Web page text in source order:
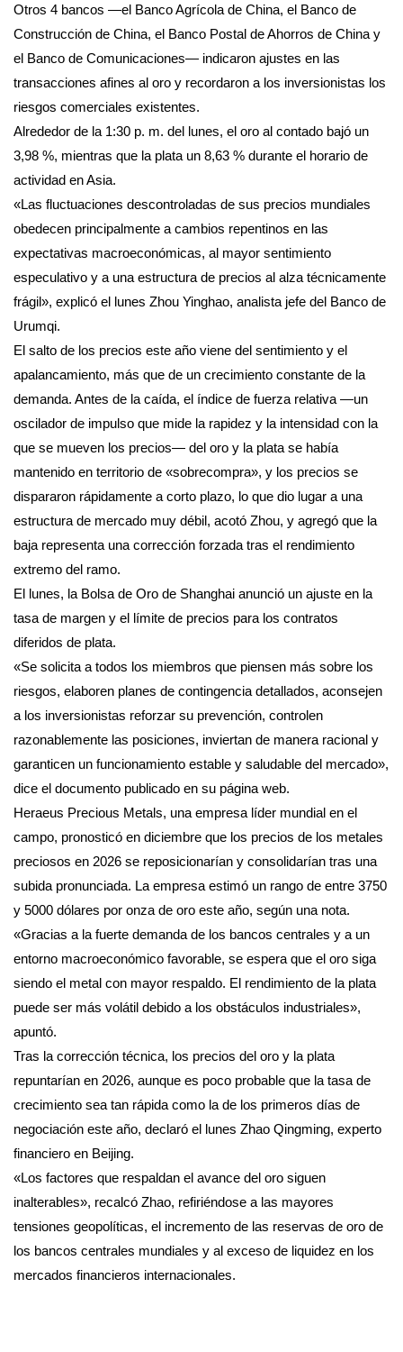
Otros 4 bancos —el Banco Agrícola de China, el Banco de
Construcción de China, el Banco Postal de Ahorros de China y
el Banco de Comunicaciones— indicaron ajustes en las
transacciones afines al oro y recordaron a los inversionistas los
riesgos comerciales existentes.
Alrededor de la 1:30 p. m. del lunes, el oro al contado bajó un
3,98 %, mientras que la plata un 8,63 % durante el horario de
actividad en Asia.
«Las fluctuaciones descontroladas de sus precios mundiales
obedecen principalmente a cambios repentinos en las
expectativas macroeconómicas, al mayor sentimiento
especulativo y a una estructura de precios al alza técnicamente
frágil», explicó el lunes Zhou Yinghao, analista jefe del Banco de
Urumqi.
El salto de los precios este año viene del sentimiento y el
apalancamiento, más que de un crecimiento constante de la
demanda. Antes de la caída, el índice de fuerza relativa —un
oscilador de impulso que mide la rapidez y la intensidad con la
que se mueven los precios— del oro y la plata se había
mantenido en territorio de «sobrecompra», y los precios se
dispararon rápidamente a corto plazo, lo que dio lugar a una
estructura de mercado muy débil, acotó Zhou, y agregó que la
baja representa una corrección forzada tras el rendimiento
extremo del ramo.
El lunes, la Bolsa de Oro de Shanghai anunció un ajuste en la
tasa de margen y el límite de precios para los contratos
diferidos de plata.
«Se solicita a todos los miembros que piensen más sobre los
riesgos, elaboren planes de contingencia detallados, aconsejen
a los inversionistas reforzar su prevención, controlen
razonablemente las posiciones, inviertan de manera racional y
garanticen un funcionamiento estable y saludable del mercado»,
dice el documento publicado en su página web.
Heraeus Precious Metals, una empresa líder mundial en el
campo, pronosticó en diciembre que los precios de los metales
preciosos en 2026 se reposicionarían y consolidarían tras una
subida pronunciada. La empresa estimó un rango de entre 3750
y 5000 dólares por onza de oro este año, según una nota.
«Gracias a la fuerte demanda de los bancos centrales y a un
entorno macroeconómico favorable, se espera que el oro siga
siendo el metal con mayor respaldo. El rendimiento de la plata
puede ser más volátil debido a los obstáculos industriales»,
apuntó.
Tras la corrección técnica, los precios del oro y la plata
repuntarían en 2026, aunque es poco probable que la tasa de
crecimiento sea tan rápida como la de los primeros días de
negociación este año, declaró el lunes Zhao Qingming, experto
financiero en Beijing.
«Los factores que respaldan el avance del oro siguen
inalterables», recalcó Zhao, refiriéndose a las mayores
tensiones geopolíticas, el incremento de las reservas de oro de
los bancos centrales mundiales y al exceso de liquidez en los
mercados financieros internacionales.